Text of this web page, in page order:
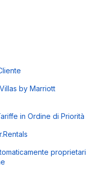
by Marriott
in Ordine di Priorità
proprietari